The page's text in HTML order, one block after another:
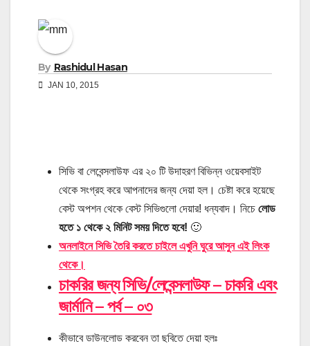
By Rashidul Hasan
JAN 10, 2015
সিভি বা লেবেন্সলাউফ এর ২০ টি উদাহরণ বিভিন্ন ওয়েবসাইট
থেকে সংগ্রহ করে আপনাদের জন্য দেয়া হল। চেষ্টা করে হয়েছে
বেস্ট অপশন থেকে বেস্ট সিভিগুলো দেয়ার! ধন্যবাদ। নিচে লোড
হতে ১ থেকে ২ মিনিট সময় দিতে হবে! 🙂
অনলাইনে সিভি তৈরি করতে চাইলে এখুনি ঘুরে আসুন এই লিংক
থেকে।
চাকরির জন্য সিভি/লেবেন্সলাউফ – চাকরি এবং
জার্মানি – পর্ব – ০৩
কীভাবে ডাউনলোড করবেন তা ছবিতে দেয়া হলঃ